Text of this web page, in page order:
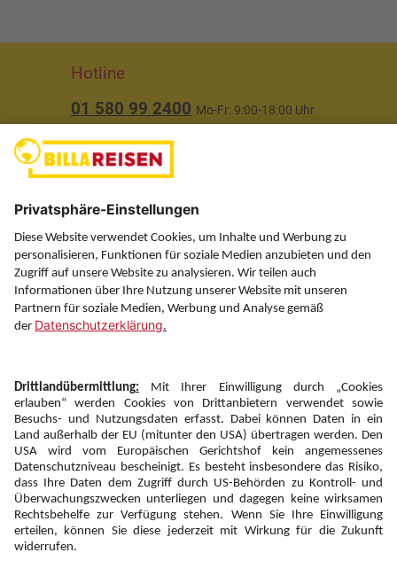
Hotline
01 580 99 2400 Mo-Fr: 9:00-18:00 Uhr
Über uns
Service
Information
Folgen Sie uns auf
Newsletter:
Anmelden